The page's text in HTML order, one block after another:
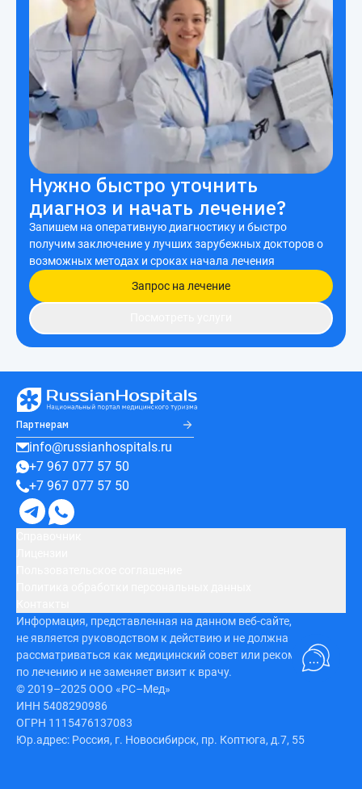
Нужно быстро уточнить
диагноз и начать лечение?
Запишем на оперативную диагностику и быстро
получим заключение у лучших зарубежных докторов о
возможных методах и сроках начала лечения
Запрос на лечение
Партнерам
info@russianhospitals.ru
+7 967 077 57 50
+7 967 077 57 50
Информация, представленная на данном веб-сайте,
не является руководством к действию и не должна
рассматриваться как медицинский совет или рекомендация
по лечению и не заменяет визит к врачу.
© 2019–2025 ООО «РС–Мед»
ИНН 5408290986
ОГРН 1115476137083
Юр.адрес: Россия, г. Новосибирск, пр. Коптюга, д.7, 55